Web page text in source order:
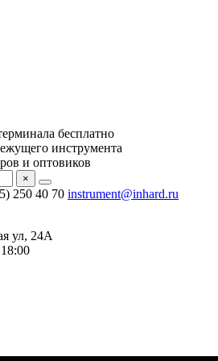
бесплатно
инструмента
и оптовиков
×
250 40 70 instrument@inhard.ru
ул, 24А